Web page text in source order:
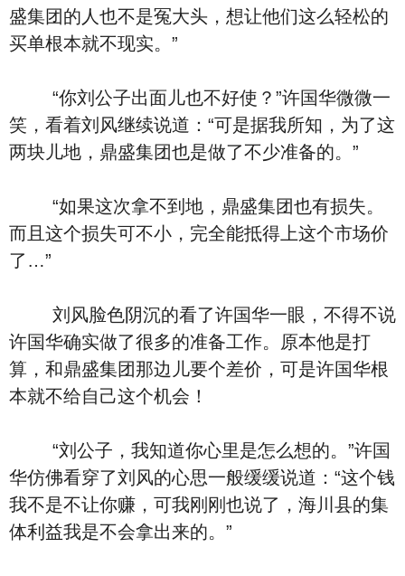
盛集团的人也不是冤大头，想让他们这么轻松的
买单根本就不现实。”
“你刘公子出面儿也不好使？”许国华微微一
笑，看着刘风继续说道：“可是据我所知，为了这
两块儿地，鼎盛集团也是做了不少准备的。”
“如果这次拿不到地，鼎盛集团也有损失。
而且这个损失可不小，完全能抵得上这个市场价
了…”
刘风脸色阴沉的看了许国华一眼，不得不说
许国华确实做了很多的准备工作。原本他是打
算，和鼎盛集团那边儿要个差价，可是许国华根
本就不给自己这个机会！
“刘公子，我知道你心里是怎么想的。”许国
华仿佛看穿了刘风的心思一般缓缓说道：“这个钱
我不是不让你赚，可我刚刚也说了，海川县的集
体利益我是不会拿出来的。”